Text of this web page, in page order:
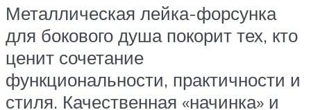
Металлическая лейка-форсунка
для бокового душа покорит тех, кто
ценит сочетание
функциональности, практичности и
стиля. Качественная «начинка» и